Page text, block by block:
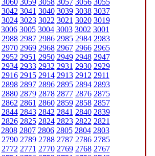
3060 3059 3058 3057 3056 3055
3042 3041 3040 3039 3038 3037
3024 3023 3022 3021 3020 3019
3006 3005 3004 3003 3002 3001
2988 2987 2986 2985 2984 2983
2970 2969 2968 2967 2966 2965
2952 2951 2950 2949 2948 2947
2934 2933 2932 2931 2930 2929
2916 2915 2914 2913 2912 2911
2898 2897 2896 2895 2894 2893
2880 2879 2878 2877 2876 2875
2862 2861 2860 2859 2858 2857
2844 2843 2842 2841 2840 2839
2826 2825 2824 2823 2822 2821
2808 2807 2806 2805 2804 2803
2790 2789 2788 2787 2786 2785
2772 2771 2770 2769 2768 2767